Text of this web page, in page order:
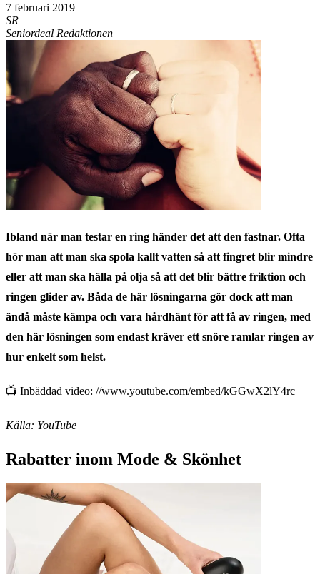
7 februari 2019
SR
Seniordeal Redaktionen
Ibland när man testar en ring händer det att den fastnar. Ofta
hör man att man ska spola kallt vatten så att fingret blir mindre
eller att man ska hälla på olja så att det blir bättre friktion och
ringen glider av. Båda de här lösningarna gör dock att man
ändå måste kämpa och vara hårdhänt för att få av ringen, med
den här lösningen som endast kräver ett snöre ramlar ringen av
hur enkelt som helst.
📺 Inbäddad video: //www.youtube.com/embed/kGGwX2lY4rc
Källa: YouTube
Rabatter inom Mode & Skönhet